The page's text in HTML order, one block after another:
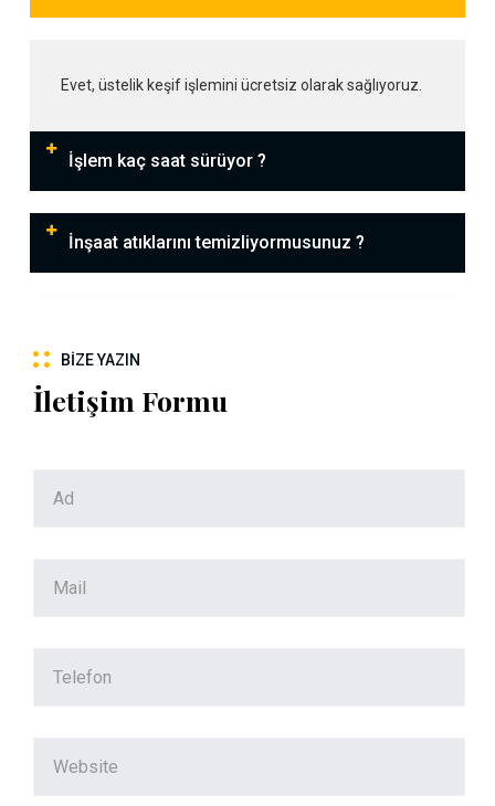
Evet, üstelik keşif işlemini ücretsiz olarak sağlıyoruz.
İşlem kaç saat sürüyor ?
İnşaat atıklarını temizliyormusunuz ?
BIZE YAZIN
İletişim Formu